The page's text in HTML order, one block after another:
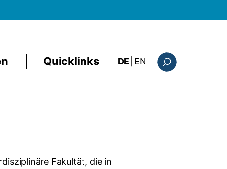
Quicklinks DE EN : this page in
Fakultät, die in